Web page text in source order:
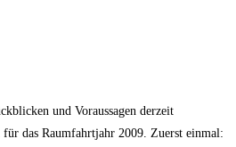
und Voraussagen derzeit
für das Raumfahrtjahr 2009. Zuerst einmal: